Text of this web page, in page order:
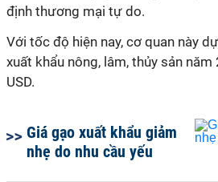
định thương mại tự do.
Với tốc độ hiện nay, cơ quan này
xuất khẩu nông, lâm, thủy sản
USD.
Giá gạo xuất khẩu giảm
nhẹ do nhu cầu yếu